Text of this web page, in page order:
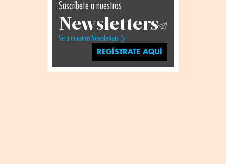
Suscríbete a nuestros
Newsletters
Ve a nuestros Newsletters
REGÍSTRATE AQUÍ